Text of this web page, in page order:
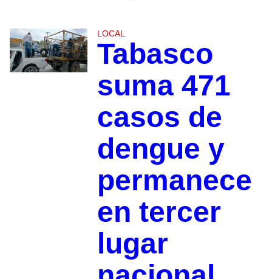
LOCAL
Tabasco
suma 471
casos de
dengue y
permanece
en tercer
lugar